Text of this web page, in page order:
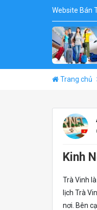
Website Bán
Trang chủ
Kinh
Trà Vinh
lịch Trà
nơi. Bên